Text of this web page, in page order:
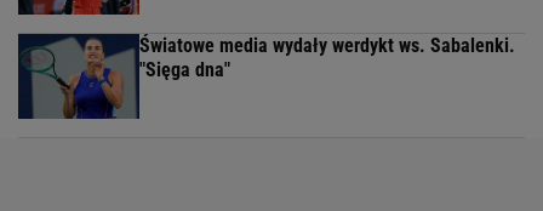
Światowe media wydały werdykt ws. Sabalenki.
"Sięga dna"